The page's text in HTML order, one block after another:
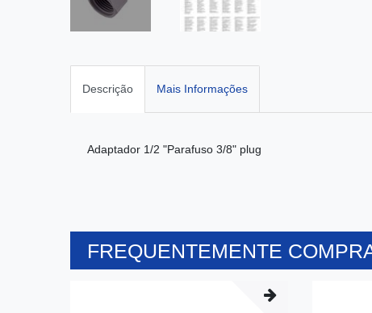
Descrição Mais Informações
Adaptador 1/2 "Parafuso 3/8" plug
FREQUENTEMENTE